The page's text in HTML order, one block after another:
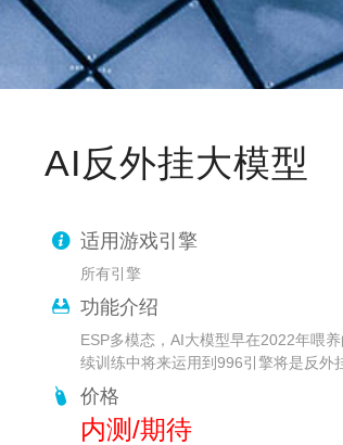
AI反外挂大模型
适用游戏引擎
所有引擎
功能介绍
ESP多模态，AI大模型早在2022年喂
续训练中将来运用到996引擎将是反外
价格
内测/期待